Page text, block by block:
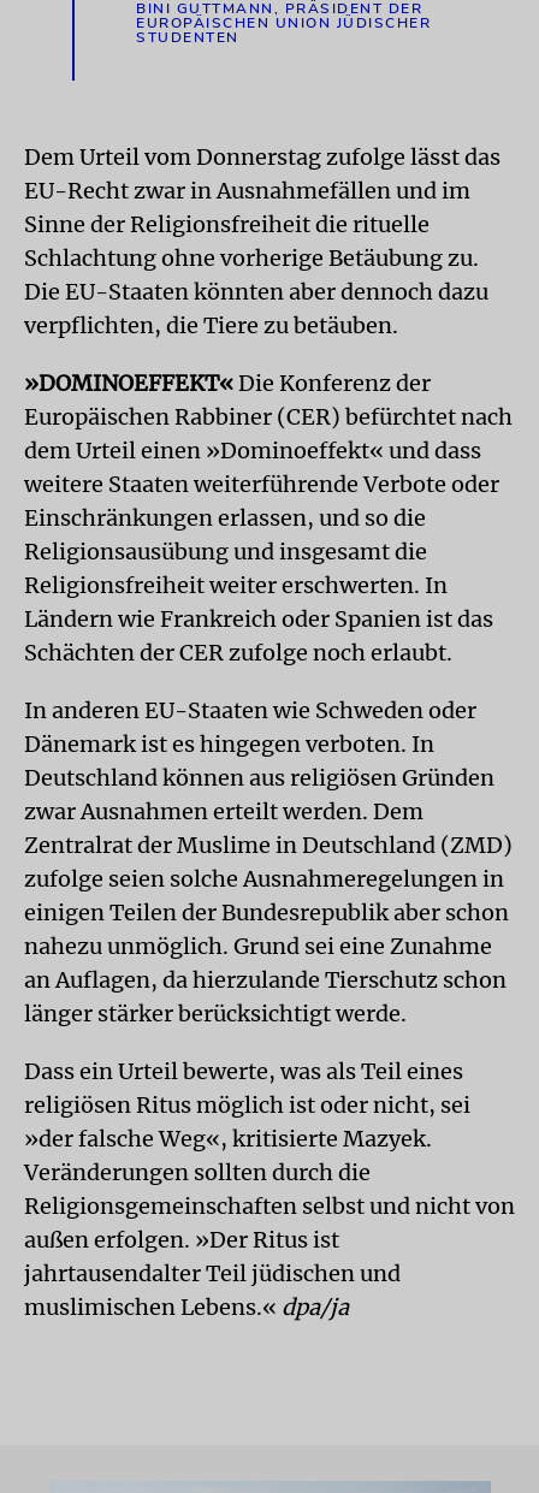
BINI GUTTMANN, PRÄSIDENT DER
EUROPÄISCHEN UNION JÜDISCHER
STUDENTEN
Dem Urteil vom Donnerstag zufolge lässt das
EU-Recht zwar in Ausnahmefällen und im
Sinne der Religionsfreiheit die rituelle
Schlachtung ohne vorherige Betäubung zu.
Die EU-Staaten könnten aber dennoch dazu
verpflichten, die Tiere zu betäuben.
»DOMINOEFFEKT« Die Konferenz der
Europäischen Rabbiner (CER) befürchtet nach
dem Urteil einen »Dominoeffekt« und dass
weitere Staaten weiterführende Verbote oder
Einschränkungen erlassen, und so die
Religionsausübung und insgesamt die
Religionsfreiheit weiter erschwerten. In
Ländern wie Frankreich oder Spanien ist das
Schächten der CER zufolge noch erlaubt.
In anderen EU-Staaten wie Schweden oder
Dänemark ist es hingegen verboten. In
Deutschland können aus religiösen Gründen
zwar Ausnahmen erteilt werden. Dem
Zentralrat der Muslime in Deutschland (ZMD)
zufolge seien solche Ausnahmeregelungen in
einigen Teilen der Bundesrepublik aber schon
nahezu unmöglich. Grund sei eine Zunahme
an Auflagen, da hierzulande Tierschutz schon
länger stärker berücksichtigt werde.
Dass ein Urteil bewerte, was als Teil eines
religiösen Ritus möglich ist oder nicht, sei
»der falsche Weg«, kritisierte Mazyek.
Veränderungen sollten durch die
Religionsgemeinschaften selbst und nicht von
außen erfolgen. »Der Ritus ist
jahrtausendalter Teil jüdischen und
muslimischen Lebens.« dpa/ja